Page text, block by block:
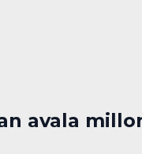
avala